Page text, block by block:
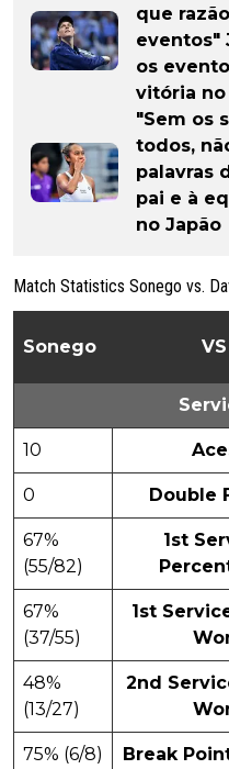
que
eventos"
os
vitória no
"Sem os
todos,
palavras
pai e à
no Japão
Match Statistics Sonego vs.
Sonego VS
10
0 Double
67%
(55/82)
1st
67%
(37/55)
1st
48%
(13/27)
2nd
75% (6/8) Break